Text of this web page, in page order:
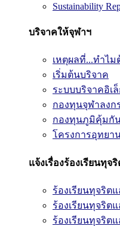
Sustainability
บริจาคให้จุฬาฯ
เหตุผลที่...ทำไ
เริ่มต้นบริจาค
ระบบบริจาคอิเ
กองทุนจุฬาลง
กองทุนภูมิคุ้มกัน
โครงการอุทยา
แจ้งเรื่องร้องเรียนทุจริ
ร้องเรียนทุจริต
ร้องเรียนทุจริต
ร้องเรียนทุจริต